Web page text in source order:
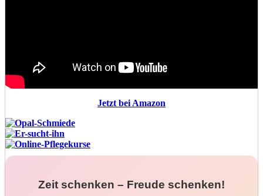
Jetzt bei Amazon
Zeit schenken – Freude schenken!